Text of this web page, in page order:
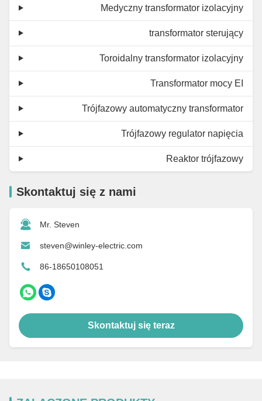
Medyczny transformator izolacyjny
transformator sterujący
Toroidalny transformator izolacyjny
Transformator mocy EI
Trójfazowy automatyczny transformator
Trójfazowy regulator napięcia
Reaktor trójfazowy
Skontaktuj się z nami
Mr. Steven
steven@winley-electric.com
86-18650108051
Skontaktuj się teraz